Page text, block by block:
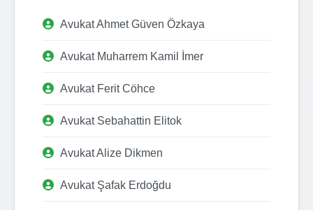
Avukat Ahmet Güven Özkaya
Avukat Muharrem Kamil İmer
Avukat Ferit Cöhce
Avukat Sebahattin Elitok
Avukat Alize Dikmen
Avukat Şafak Erdoğdu